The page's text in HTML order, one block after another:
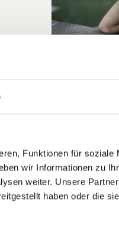
Funktionen für soziale
wir Informationen zu
weiter. Unsere
haben oder die